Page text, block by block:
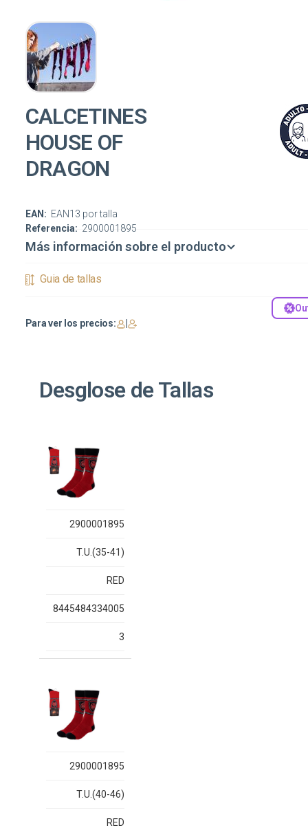
CALCETINES
HOUSE OF
DRAGON
Referencia: 2900001895
EAN: EAN13 por talla
Más información sobre el producto
Guia de tallas
Para ver los precios:
Desglose de Tallas
2900001895
T.U.(35-41)
RED
8445484334005
3
2900001895
T.U.(40-46)
RED